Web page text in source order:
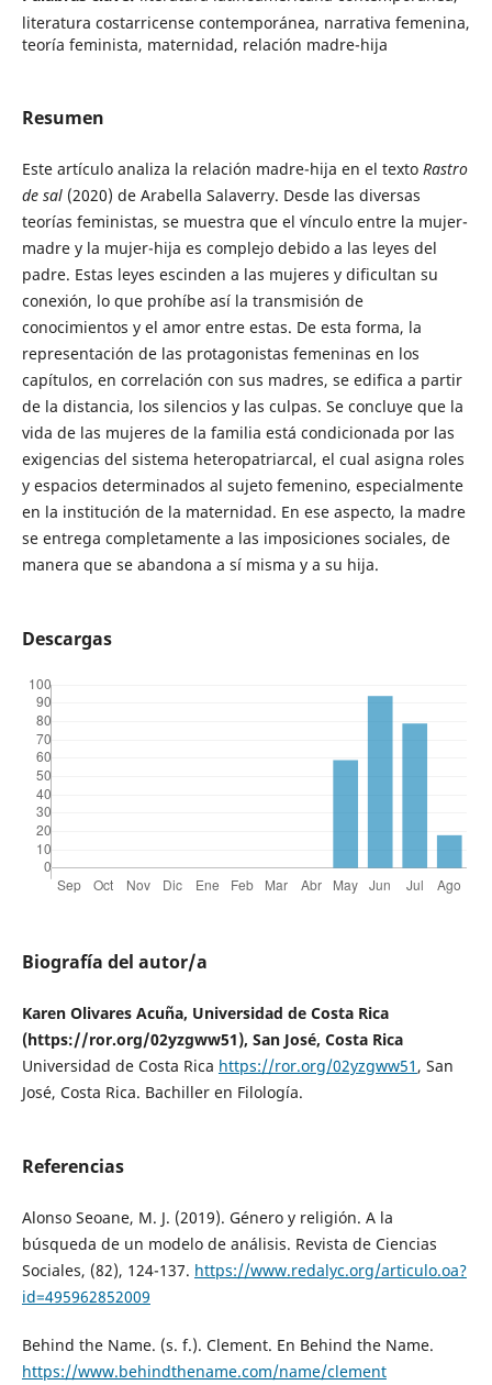
literatura costarricense contemporánea, narrativa femenina,
teoría feminista, maternidad, relación madre-hija
Resumen
Este artículo analiza la relación madre-hija en el texto Rastro
de sal (2020) de Arabella Salaverry. Desde las diversas
teorías feministas, se muestra que el vínculo entre la mujer-
madre y la mujer-hija es complejo debido a las leyes del
padre. Estas leyes escinden a las mujeres y dificultan su
conexión, lo que prohíbe así la transmisión de
conocimientos y el amor entre estas. De esta forma, la
representación de las protagonistas femeninas en los
capítulos, en correlación con sus madres, se edifica a partir
de la distancia, los silencios y las culpas. Se concluye que la
vida de las mujeres de la familia está condicionada por las
exigencias del sistema heteropatriarcal, el cual asigna roles
y espacios determinados al sujeto femenino, especialmente
en la institución de la maternidad. En ese aspecto, la madre
se entrega completamente a las imposiciones sociales, de
manera que se abandona a sí misma y a su hija.
Descargas
Biografía del autor/a
Karen Olivares Acuña, Universidad de Costa Rica
(https://ror.org/02yzgww51), San José, Costa Rica
Universidad de Costa Rica https://ror.org/02yzgww51 , San
José, Costa Rica. Bachiller en Filología.
Referencias
Alonso Seoane, M. J. (2019). Género y religión. A la
búsqueda de un modelo de análisis. Revista de Ciencias
Sociales, (82), 124-137. https://www.redalyc.org/articulo.oa?
id=495962852009
Behind the Name. (s. f.). Clement. En Behind the Name.
https://www.behindthename.com/name/clement